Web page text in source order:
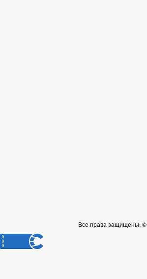
Все права защищены. ©